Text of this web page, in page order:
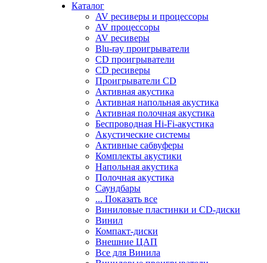
Каталог
AV ресиверы и процессоры
AV процессоры
AV ресиверы
Blu-ray проигрыватели
CD проигрыватели
CD ресиверы
Проигрыватели CD
Активная акустика
Активная напольная акустика
Активная полочная акустика
Беспроводная Hi-Fi-акустика
Акустические системы
Активные сабвуферы
Комплекты акустики
Напольная акустика
Полочная акустика
Саундбары
... Показать все
Виниловые пластинки и CD-диски
Винил
Компакт-диски
Внешние ЦАП
Все для Винила